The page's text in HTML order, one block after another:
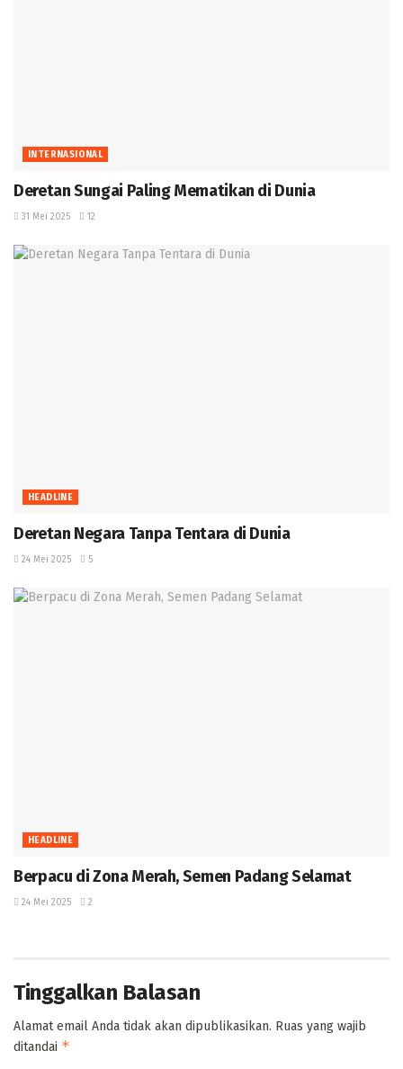
INTERNASIONAL
Deretan Sungai Paling Mematikan di Dunia
31 Mei 2025 12
HEADLINE
Deretan Negara Tanpa Tentara di Dunia
24 Mei 2025 5
HEADLINE
Berpacu di Zona Merah, Semen Padang Selamat
24 Mei 2025 2
Tinggalkan Balasan
Alamat email Anda tidak akan dipublikasikan. Ruas yang wajib
ditandai *